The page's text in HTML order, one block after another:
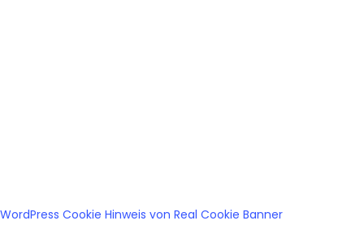
WordPress Cookie Hinweis von Real Cookie Banner